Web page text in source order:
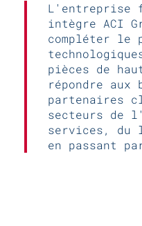
L'entreprise
intègre ACI
compléter le
pièces de
répondre aux
partenaires
secteurs de
services, du
en passant